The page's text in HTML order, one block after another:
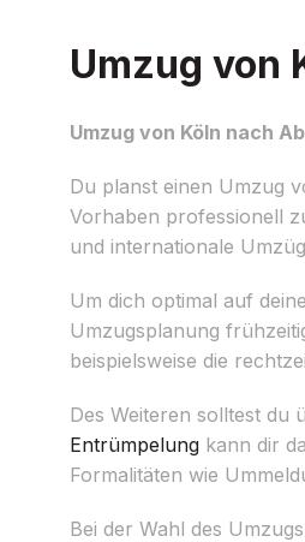
Umzug von
Umzug von Köln nach
Du planst einen Umzug
Vorhaben professionell
und internationale
Um dich optimal auf
Umzugsplanung
beispielsweise die
Des Weiteren solltest du
Entrümpelung kann dir
Formalitäten wie
Bei der Wahl des